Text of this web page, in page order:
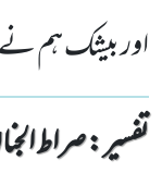
اور بیشک ہم نے
تفسیر : ‎صراط الجنان